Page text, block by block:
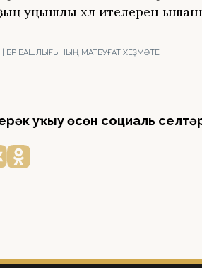
уңышлы хәл ителеренә
| БР БАШЛЫҒЫНЫҢ МАТБУҒАТ ХЕҘМӘТЕ
уҡыу өсөн социаль